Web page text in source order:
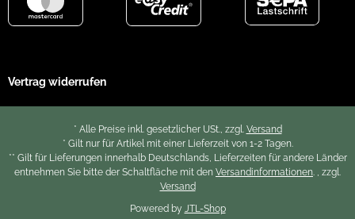
Vertrag widerrufen
* Alle Preise inkl. gesetzlicher USt., zzgl. Versand
* Gilt nur für Artikel mit einer Lieferzeit von 1-2 Tagen.
** Gilt für Lieferungen innerhalb Deutschlands, Lieferzeiten für andere Länder
entnehmen Sie bitte der Schaltfläche mit den Versandinformationen. , zzgl.
Versand
Powered by JTL-Shop